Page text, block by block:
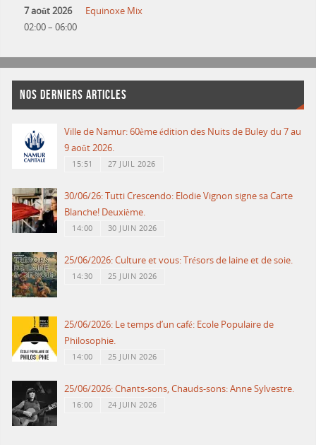
7 août 2026
02:00– 06:00
Equinoxe Mix
NOS DERNIERS ARTICLES
Ville de Namur: 60ème édition des Nuits de Buley du 7 au
9 août 2026.
15:51 27 JUIL 2026
30/06/26: Tutti Crescendo: Elodie Vignon signe sa Carte
Blanche! Deuxième.
14:00 30 JUIN 2026
25/06/2026: Culture et vous: Trésors de laine et de soie.
14:30 25 JUIN 2026
25/06/2026: Le temps d’un café: Ecole Populaire de
Philosophie.
14:00 25 JUIN 2026
25/06/2026: Chants-sons, Chauds-sons: Anne Sylvestre.
16:00 24 JUIN 2026